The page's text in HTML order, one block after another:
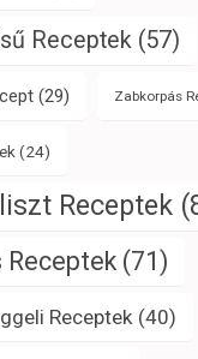
Receptek (57)
(29) Zabkorpás
(24)
Receptek
Receptek (71)
Receptek (40)